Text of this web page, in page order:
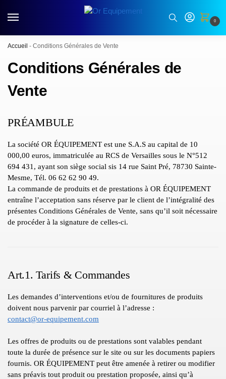
0
Accueil - Conditions Générales de Vente
Conditions Générales de
Vente
PRÉAMBULE
La société OR ÉQUIPEMENT est une S.A.S au capital de 10
000,00 euros, immatriculée au RCS de Versailles sous le N°512
694 431, ayant son siège social sis 14 rue Saint Pré, 78730 Sainte-
Mesme, Tél. 06 62 62 90 49.
La commande de produits et de prestations à OR ÉQUIPEMENT
entraîne l’acceptation sans réserve par le client de l’intégralité des
présentes Conditions Générales de Vente, sans qu’il soit nécessaire
de procéder à la signature de celles-ci.
Art.1. Tarifs & Commandes
Les demandes d’interventions et/ou de fournitures de produits
doivent nous parvenir par courriel à l’adresse :
contact@or-equipement.com
Les offres de produits ou de prestations sont valables pendant
toute la durée de présence sur le site ou sur les documents papiers
fournis. OR ÉQUIPEMENT peut être amenée à retirer ou modifier
sans préavis tout produit ou prestation proposée, ainsi qu’à